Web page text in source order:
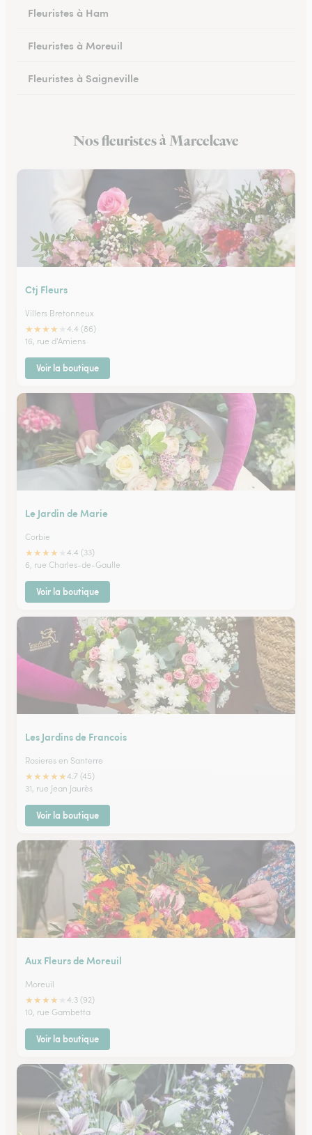
Fleuristes à Ham
Fleuristes à Moreuil
Fleuristes à Saigneville
Fleuristes à Corbie
Nos fleuristes à Marcelcave
Ctj Fleurs
Villers Bretonneux
★★★★
4.4 (86)
16, rue d'Amiens
Voir la boutique
Le Jardin de Marie
Corbie
★★★★
4.4 (33)
6, rue Charles-de-Gaulle
Voir la boutique
Les Jardins de Francois
Rosieres en Santerre
★★★★★4.7 (45)
31, rue Jean Jaurès
Voir la boutique
Aux Fleurs de Moreuil
Moreuil
★★★★
4.3 (92)
10, rue Gambetta
Voir la boutique